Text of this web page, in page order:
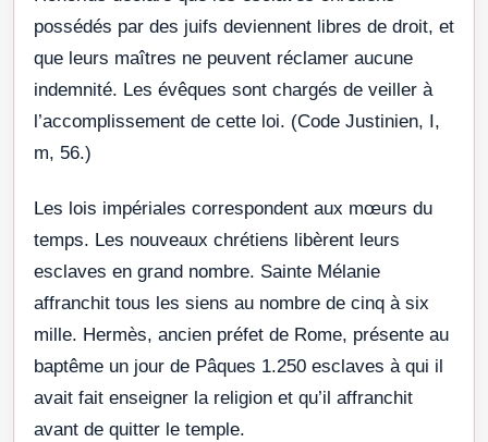
possédés par des juifs deviennent libres de droit, et
que leurs maîtres ne peuvent réclamer aucune
indemnité. Les évêques sont chargés de veiller à
l’accomplissement de cette loi. (Code Justinien, I,
m, 56.)
Les lois impériales correspondent aux mœurs du
temps. Les nouveaux chrétiens libèrent leurs
esclaves en grand nombre. Sainte Mélanie
affranchit tous les siens au nombre de cinq à six
mille. Hermès, ancien préfet de Rome, présente au
baptême un jour de Pâques 1.250 esclaves à qui il
avait fait enseigner la religion et qu’il affranchit
avant de quitter le temple.